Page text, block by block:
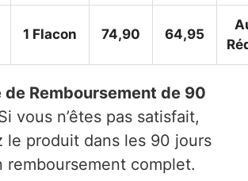
1 Flacon 74,90 64,95
de Remboursement de 90
vous n’êtes pas satisfait,
le produit dans les 90 jours
remboursement complet.